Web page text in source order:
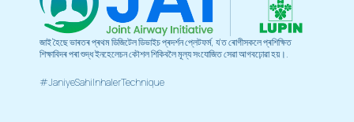
জাই হৈছে ভাৰতৰ প্ৰথম ডিজিটেল ডিভাইচ প্ৰদৰ্শন প্লেটফৰ্ম, য'ত ৰোগীসকলে প্ৰশিক্ষিত
শিক্ষাবিদৰ পৰা শুদ্ধ ইনহেলেচন কৌশল শিকিবলৈ মূল্য সংযোজিত সেৱা আগবঢ়োৱা হয়।.
#JaniyeSahiInhalerTechnique